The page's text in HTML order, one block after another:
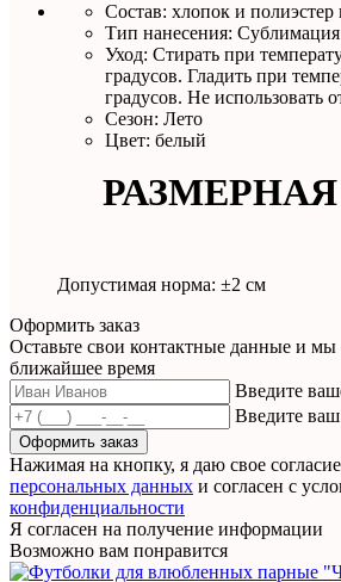
Состав: хлопок и
Тип нанесения:
Уход: Стирать при
градусов. Гладить при
градусов. Не использовать
Сезон: Лето
Цвет: белый
Допустимая норма: ±2 см
Оформить заказ
Оставьте свои контактные данные и
ближайшее время
Введите
Введите
Оформить заказ
Нажимая на кнопку, я даю свое
персональных данных и согласен с
конфиденциальности
Я согласен на получение информации
Возможно вам понравится